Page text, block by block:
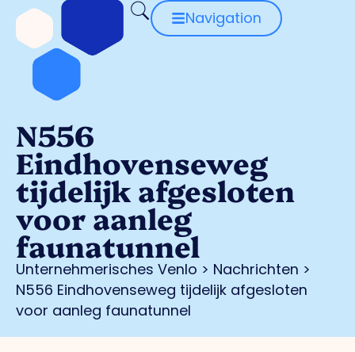
Navigation
N556
Eindhovenseweg
tijdelijk afgesloten
voor aanleg
faunatunnel
Unternehmerisches Venlo > Nachrichten >
N556 Eindhovenseweg tijdelijk afgesloten
voor aanleg faunatunnel